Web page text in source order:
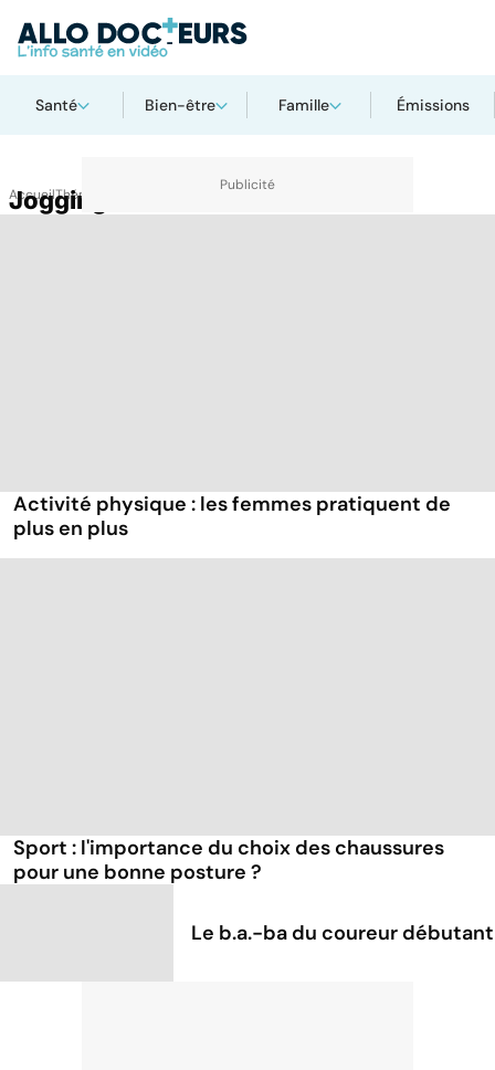
Santé Bien-être Famille Émissions
AccueilThématiques
Jogging
Activité physique : les femmes pratiquent de
plus en plus
Sport : l'importance du choix des chaussures
pour une bonne posture ?
Le b.a.-ba du coureur débutant